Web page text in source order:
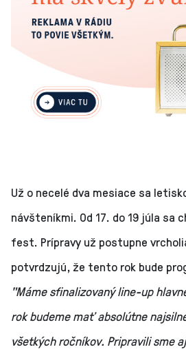
Už o necelé dva mesiace sa
návšteníkmi. Od 17. do 19 júla sa
fest. Prípravy už postupne
potvrdzujú, že tento rok bude
"Máme sfinalizovaný line-up
rok budeme mať absolútne
všetkých ročníkov. Pripravili sme